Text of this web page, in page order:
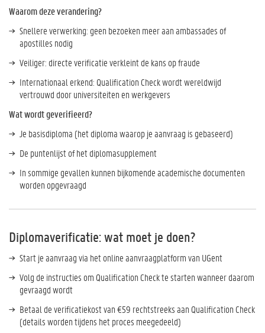
Waarom deze verandering?
Snellere verwerking: geen bezoeken meer aan ambassades of
apostilles nodig
Veiliger: directe verificatie verkleint de kans op fraude
Internationaal erkend: Qualification Check wordt wereldwijd
vertrouwd door universiteiten en werkgevers
Wat wordt geverifieerd?
Je basisdiploma (het diploma waarop je aanvraag is gebaseerd)
De puntenlijst of het diplomasupplement
In sommige gevallen kunnen bijkomende academische documenten
worden opgevraagd
Diplomaverificatie: wat moet je doen?
Start je aanvraag via het online aanvraagplatform van UGent
Volg de instructies om Qualification Check te starten wanneer daarom
gevraagd wordt
Betaal de verificatiekost van €59 rechtstreeks aan Qualification Check
(details worden tijdens het proces meegedeeld)